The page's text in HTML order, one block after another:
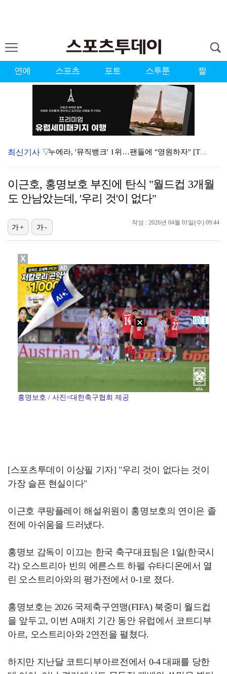
연예 스포츠 포토 스투툰 짤
누에라, '뮤직뱅크' 1위…팬들에 "영원하자" [TV캡…
대한축구협회의 '심판 성접대'…최악의 경우 런던 올림픽…
폭발까지 5분…안보현·정은채, 목숨 건 사투 시작(재벌…
진세연, 전속계약 종료…FA 시장 나왔다 [공식]
대놓고 '심판 마사지'로 결재 받기도…최종 결재권자는 …
'1라운드 115위' 김민별, 2라운드 7타 줄이며 7…
이강인, 아틀레티코 마드리드 첫 훈련 진행…9일 맨시티…
최신기사 ▽
이근호, 홍명보호 부진에 탄식 "월드컵 3개월
도 안남았는데, '우리 것'이 없다"
작성 : 2026년 04월 01일(수) 09:44
가+ 가-
홍명보호 / 사진=대한축구협회 제공
[스포츠투데이 이상필 기자] "우리 것이 없다는 것이
가장 슬픈 현실이다"
이근호 쿠팡플레이 해설위원이 홍명보호의 연이은 졸
전에 아쉬움을 드러냈다.
홍명보 감독이 이끄는 한국 축구대표팀은 1일(한국시
각) 오스트리아 빈의 에른스트 하펠 슈타디온에서 열
린 오스트리아와의 평가전에서 0-1로 졌다.
홍명보호는 2026 국제축구연맹(FIFA) 북중미 월드컵
을 앞두고, 이번 A매치 기간 동안 유럽에서 코트디부
아르, 오스트리아와 2연전을 펼쳤다.
하지만 지난달 코트디부아르전에서 0-4 대패를 당한
X